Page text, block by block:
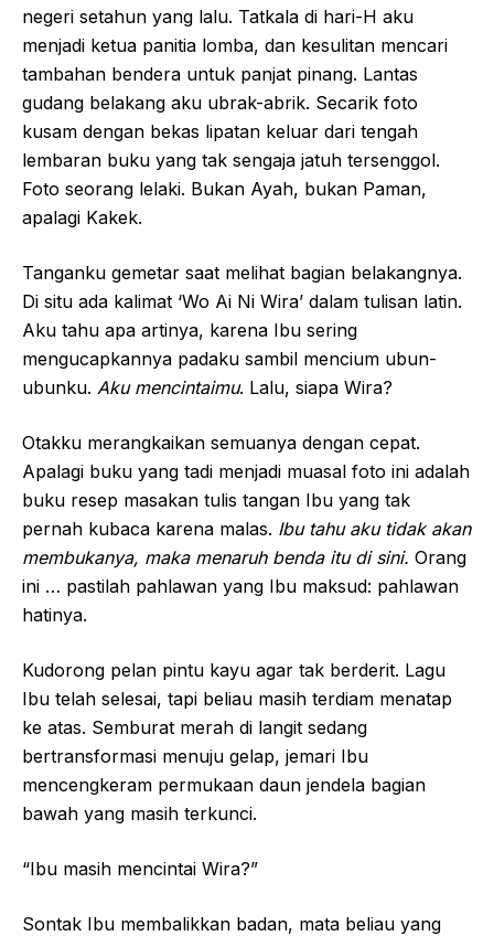
negeri setahun yang lalu. Tatkala di hari-H aku
menjadi ketua panitia lomba, dan kesulitan mencari
tambahan bendera untuk panjat pinang. Lantas
gudang belakang aku ubrak-abrik. Secarik foto
kusam dengan bekas lipatan keluar dari tengah
lembaran buku yang tak sengaja jatuh tersenggol.
Foto seorang lelaki. Bukan Ayah, bukan Paman,
apalagi Kakek.
Tanganku gemetar saat melihat bagian belakangnya.
Di situ ada kalimat ‘Wo Ai Ni Wira’ dalam tulisan latin.
Aku tahu apa artinya, karena Ibu sering
mengucapkannya padaku sambil mencium ubun-
ubunku. Aku mencintaimu. Lalu, siapa Wira?
Otakku merangkaikan semuanya dengan cepat.
Apalagi buku yang tadi menjadi muasal foto ini adalah
buku resep masakan tulis tangan Ibu yang tak
pernah kubaca karena malas. Ibu tahu aku tidak akan
membukanya, maka menaruh benda itu di sini. Orang
ini … pastilah pahlawan yang Ibu maksud: pahlawan
hatinya.
Kudorong pelan pintu kayu agar tak berderit. Lagu
Ibu telah selesai, tapi beliau masih terdiam menatap
ke atas. Semburat merah di langit sedang
bertransformasi menuju gelap, jemari Ibu
mencengkeram permukaan daun jendela bagian
bawah yang masih terkunci.
“Ibu masih mencintai Wira?”
Sontak Ibu membalikkan badan, mata beliau yang